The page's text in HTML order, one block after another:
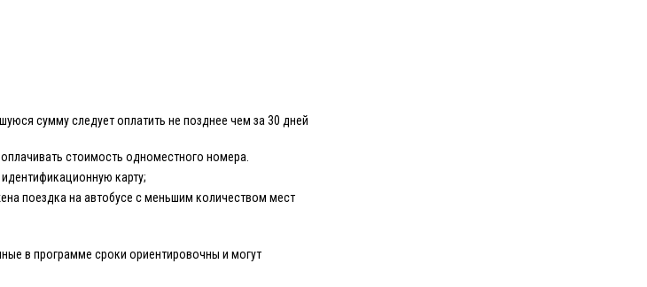
сумму следует оплатить не позднее чем за 30 дней
стоимость одноместного номера.
карту;
поездка на автобусе с меньшим количеством мест
в программе сроки ориентировочны и могут